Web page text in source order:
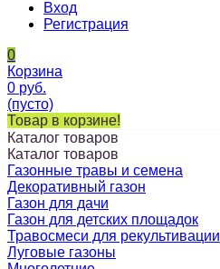
Вход
Регистрация
0
Корзина
0 руб.
(пусто)
Товар в корзине!
Каталог товаров
Каталог товаров
Газонные травы и семена
Декоративный газон
Газон для дачи
Газон для детских площадок
Травосмеси для рекультивации
Луговые газоны